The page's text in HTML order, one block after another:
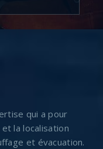
qui a pour
la localisation
et évacuation.